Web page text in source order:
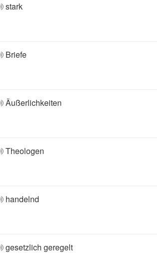
stark
Briefe
Äußerlichkeiten
Theologen
handelnd
gesetzlich geregelt